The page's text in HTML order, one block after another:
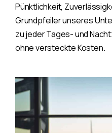
Pünktlichkeit,
Grundpfeiler unseres
zu jeder Tages- und
ohne versteckte Kosten.